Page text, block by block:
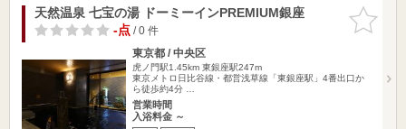
お気に入
りに追加
天然温泉 七宝の湯 ドーミーインPREMIUM銀座
-点/ 0 件
東京都 / 中央区
虎ノ門駅1.45km 東銀座駅247m
東京メトロ日比谷線・都営浅草線「東銀座駅」4番出口か
ら徒歩約4分 …
営業時間
入浴料金 ～